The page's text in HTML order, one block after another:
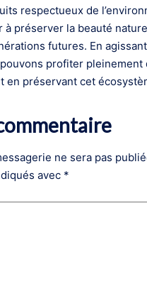
respectueux de
à préserver la beauté
futures. En
profiter pleinement
en préservant cet
ne sera pas
avec *